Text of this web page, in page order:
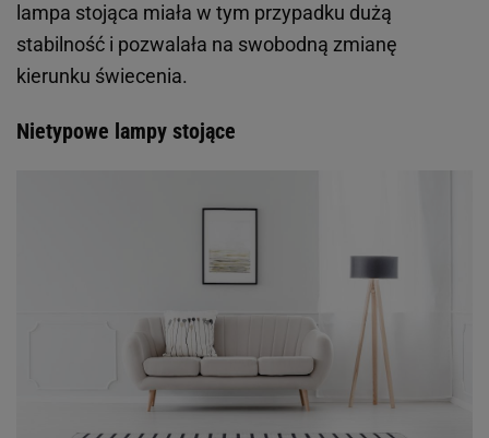
lampa stojąca miała w tym przypadku dużą
stabilność i pozwalała na swobodną zmianę
kierunku świecenia.
Nietypowe lampy stojące